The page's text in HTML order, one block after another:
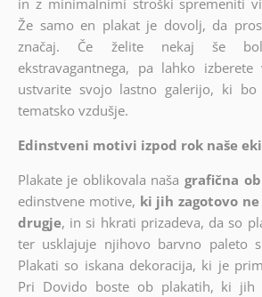
in z minimalnimi stroški spremeniti
Že samo en plakat je dovolj, da
značaj. Če želite nekaj še
ekstravagantnega, pa lahko
ustvarite svojo lastno galerijo, ki bo
tematsko vzdušje.
Edinstveni motivi izpod rok naše
Plakate je oblikovala naša grafična
edinstvene motive, ki jih zagotovo
drugje, in si hkrati prizadeva, da so
ter usklajuje njihovo barvno paleto
Plakati so iskana dekoracija, ki je
Pri Dovido boste ob plakatih, ki jih